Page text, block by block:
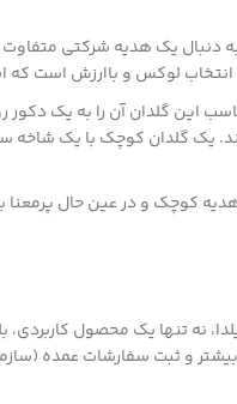
دنبال یک هدیه شرکتی متفاوت
لوکس و باارزش است که
این گلدان آن را به یک دکور
یک گلدان کوچک با یک شاخه
کوچک و در عین حال پرمعنا
نه تنها یک محصول
و ثبت سفارشات عمده